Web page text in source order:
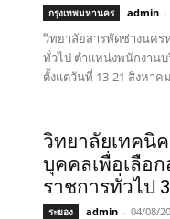
กรุงเทพมหานคร admin -
วิทยาลัยสารพัดช่างนคร
ทั่วไป ตำแหน่งพนักงาน
ตั้งแต่วันที่ 13-21 สิงหาค
วิทยาลัยเทคนิ
บุคคลเพื่อเลือ
ราชการทั่วไป
ระยอง admin - 04/08/